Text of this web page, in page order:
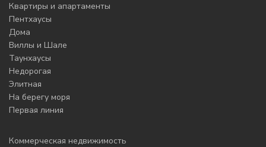
Квартиры и апартаменты
Пентхаусы
Дома
Виллы и Шале
Таунхаусы
Недорогая
Элитная
На берегу моря
Первая линия
Коммерческая недвижимость